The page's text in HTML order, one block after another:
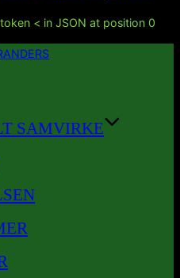
< in JSON at position 0
SAMVIRKE